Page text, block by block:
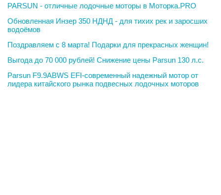
PARSUN - отличные лодочные моторы в Моторка.PRO
Обновленная Инзер 350 НДНД - для тихих рек и заросших
водоёмов
Поздравляем с 8 марта! Подарки для прекрасных женщин!
Выгода до 70 000 рублей! Снижение цены Parsun 130 л.с.
Parsun F9.9ABWS EFI-современный надежный мотор от
лидера китайского рынка подвесных лодочных моторов